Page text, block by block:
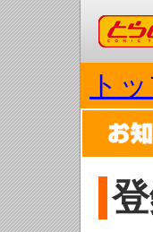
コミック
ト